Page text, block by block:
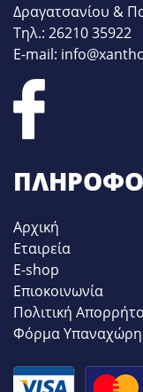
Δραγατσανίου &
Τηλ.: 26210 35922
E-mail:
Αρχική
Εταιρεία
E-shop
Επιοκοινωνία
Πολιτική
Φόρμα